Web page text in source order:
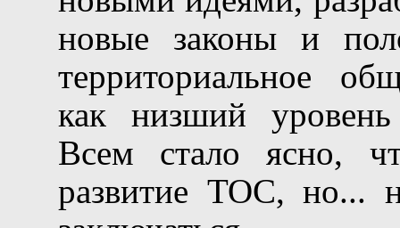
новые законы и
территориальное
как низший уровень
Всем стало ясно,
развитие ТОС, но...